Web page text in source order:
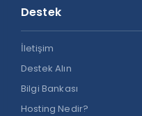
Destek
İletişim
Destek Alın
Bilgi Bankası
Hosting Nedir?